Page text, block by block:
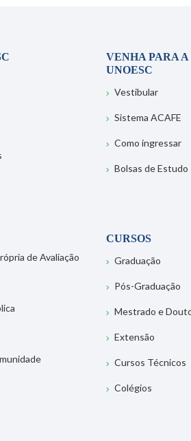
de Avaliação
VENHA PARA A
UNOESC
Vestibular
Sistema ACAFE
Como ingressar
Bolsas de Estudo
CURSOS
Graduação
Pós-Graduação
Mestrado e
Extensão
Cursos Técnicos
Colégios